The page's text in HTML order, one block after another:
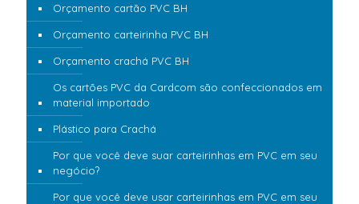
Orçamento cartão PVC BH
Orçamento carteirinha PVC BH
Orçamento crachá PVC BH
Os cartões PVC da Cardcom são confeccionados em
material importado
Plástico para Crachá
Por que você deve suar carteirinhas em PVC em seu
negócio?
Por que você deve usar carteirinhas em PVC em seu